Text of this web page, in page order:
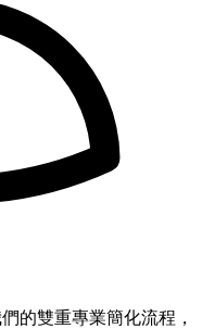
的雙重專業簡化流程，